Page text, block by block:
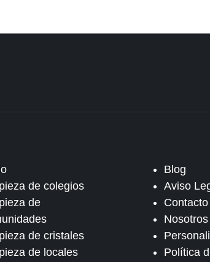
de colegios
de
de cristales
de locales
Blog
Aviso
Contacto
Nosotros
Política